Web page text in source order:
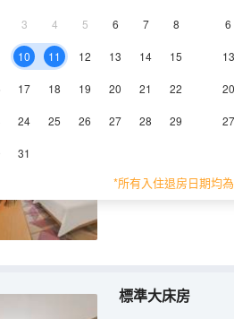
3 4 5 6 7 8
10 11 12 13 14 15
17 18 19 20 21 22
24 25 26 27 28 29
31
6
13
20
27
*所有入住退房日期均
高級雙床房
38㎡ 3-6層
標準大床房